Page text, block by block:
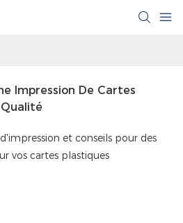
Impression De Cartes
et conseils pour des
vos cartes plastiques